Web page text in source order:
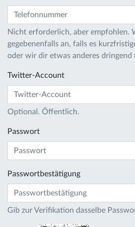
Nicht erforderlich, aber empfohlen.
gegebenenfalls an, falls es
oder wir dir etwas anderes dringend
Twitter-Account
Optional. Öffentlich.
Passwort
Passwortbestätigung
Gib zur Verifikation dasselbe